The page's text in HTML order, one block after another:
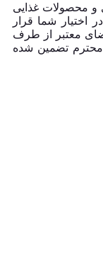
و محصولات غذایی
اختیار شما قرار
معتبر از طرف
تضمین شده